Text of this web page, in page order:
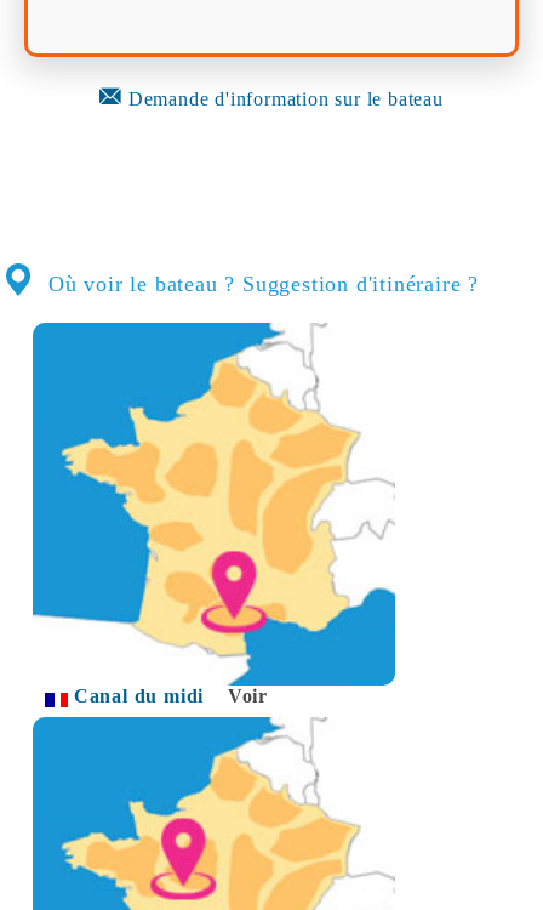
Demande d'information sur le bateau
Où voir le bateau ? Suggestion d'itinéraire ?
Canal du midi Voir